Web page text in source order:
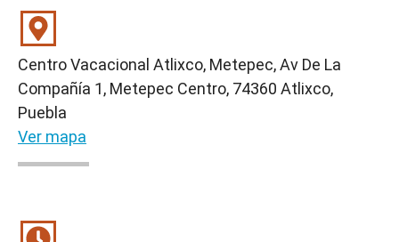
Centro Vacacional Atlixco, Metepec, Av De La
Compañía 1, Metepec Centro, 74360 Atlixco,
Puebla
Ver mapa